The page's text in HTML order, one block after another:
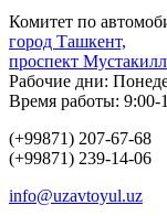
Комитет по
город Ташкент,
проспект
Рабочие дни:
Время работы: 9:00-
(+99871) 207-67-68
(+99871) 239-14-06
info@uzavtoyul.uz